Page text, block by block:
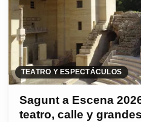
TEATRO Y ESPECTÁCULOS
Sagunt a Escena
teatro, calle y